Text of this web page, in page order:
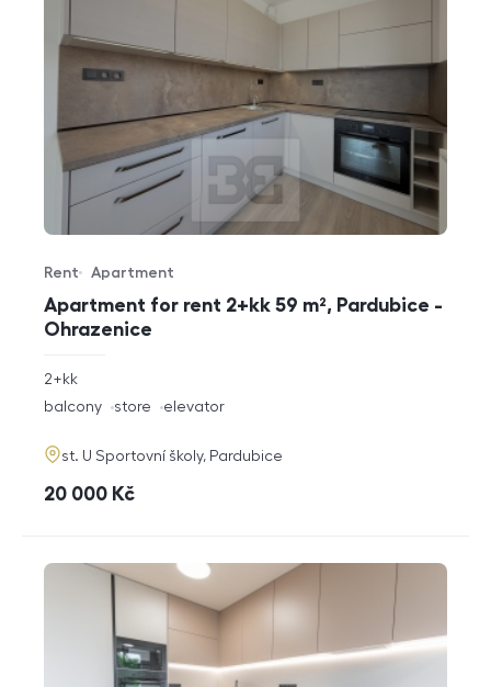
Apartment for rent 2+kk 59 m², Pardubice -
Ohrazenice
Offer type
Rent
Property type
Apartment
rozměry
disposition
2+kk
funkce
balcony store elevator
adresa
st. U Sportovní školy, Pardubice
cena
20 000 Kč